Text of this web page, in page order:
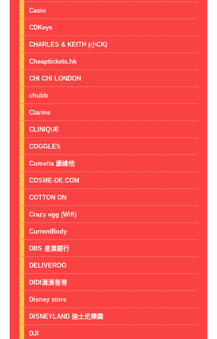
Casio
CDKeys
CHARLES & KEITH (小CK)
Cheaptickets.hk
CHI CHI LONDON
chubb
Clarins
CLINIQUE
COGGLES
Comvita 康維他
COSME-DE.COM
COTTON ON
Crazy egg (Wifi)
CurrentBody
DBS 星展銀行
DELIVEROO
DIDI滴滴香港
Disney store
DISNEYLAND 迪士尼樂園
DJI